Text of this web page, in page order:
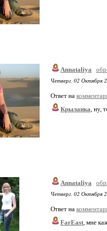
Annataliya
Четверг, 02 Октября
Ответ на
Крыланка, ну,
Annataliya
Четверг, 02 Октября
Ответ на
FarEast, мне